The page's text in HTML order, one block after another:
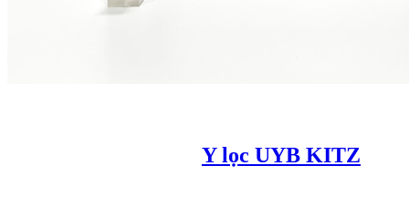
Y lọc UYB KITZ